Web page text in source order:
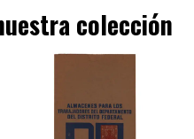
colección